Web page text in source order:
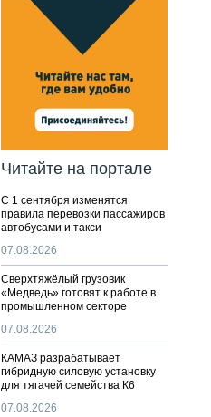
Читайте на портале
С 1 сентября изменятся
правила перевозки пассажиров
автобусами и такси
07.08.2026
Сверхтяжёлый грузовик
«Медведь» готовят к работе в
промышленном секторе
07.08.2026
КАМАЗ разрабатывает
гибридную силовую установку
для тягачей семейства К6
07.08.2026